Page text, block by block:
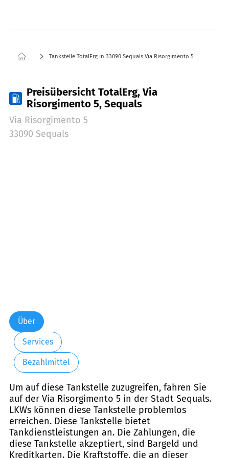
Tankstelle TotalErg in 33090 Sequals Via Risorgimento 5
Preisübersicht TotalErg, Via
Risorgimento 5, Sequals
Via Risorgimento 5
33090 Sequals
Über
Services
Bezahlmittel
Um auf diese Tankstelle zuzugreifen, fahren Sie
auf der Via Risorgimento 5 in der Stadt Sequals.
LKWs können diese Tankstelle problemlos
erreichen. Diese Tankstelle bietet
Tankdienstleistungen an. Die Zahlungen, die
diese Tankstelle akzeptiert, sind Bargeld und
Kreditkarten. Die Kraftstoffe, die an dieser